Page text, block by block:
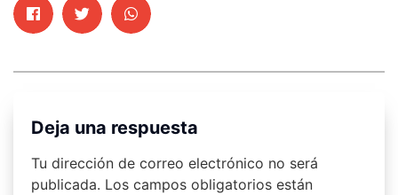
Deja una respuesta
Tu dirección de correo electrónico no será
publicada. Los campos obligatorios están